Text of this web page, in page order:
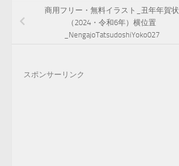
商用フリー・無料イラスト_丑年年賀状
（2024・令和6年）横位置
_NengajoTatsudoshiYoko027
スポンサーリンク